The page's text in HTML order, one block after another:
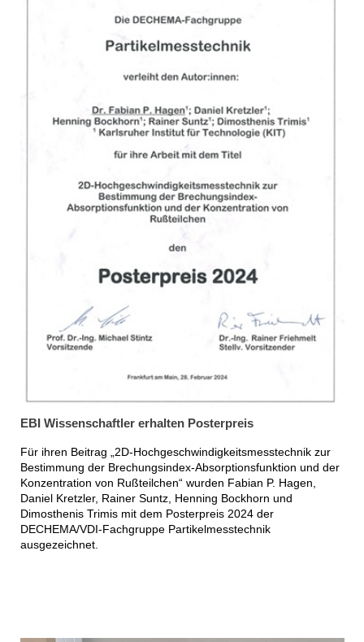
EBI Wissenschaftler erhalten Posterpreis
Für ihren Beitrag „2D-Hochgeschwindigkeitsmesstechnik zur
Bestimmung der Brechungsindex-Absorptionsfunktion und der
Konzentration von Rußteilchen“ wurden Fabian P. Hagen,
Daniel Kretzler, Rainer Suntz, Henning Bockhorn und
Dimosthenis Trimis mit dem Posterpreis 2024 der
DECHEMA/VDI-Fachgruppe Partikelmesstechnik
ausgezeichnet.